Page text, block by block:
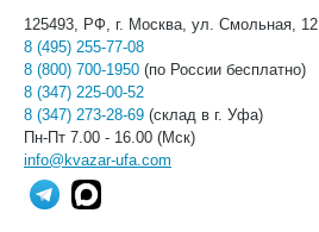
125493, РФ, г. Москва, ул. Смольная, 12
8 (495) 255-77-08
8 (800) 700-1950 (по России бесплатно)
8 (347) 225-00-52
8 (347) 273-28-69 (склад в г. Уфа)
Пн-Пт 7.00 - 16.00 (Мск)
info@kvazar-ufa.com